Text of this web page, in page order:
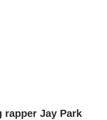
rapper Jay Park